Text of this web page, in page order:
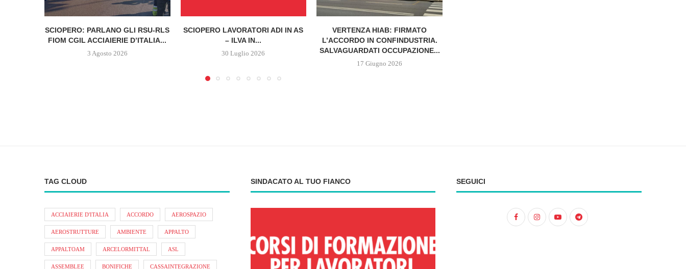
SCIOPERO: PARLANO GLI RSU-RLS
FIOM CGIL ACCIAIERIE D’ITALIA...
3 Agosto 2026
SCIOPERO LAVORATORI ADI IN AS
– ILVA IN...
30 Luglio 2026
VERTENZA HIAB: FIRMATO
L’ACCORDO IN CONFINDUSTRIA.
SALVAGUARDATI OCCUPAZIONE...
17 Giugno 2026
TAG CLOUD
ACCIAIERIE D'ITALIA ACCORDO AEROSPAZIO
AEROSTRUTTURE AMBIENTE APPALTO
APPALTOAM ARCELORMITTAL ASL
ASSEMBLEE BONIFICHE CASSAINTEGRAZIONE
SINDACATO AL TUO FIANCO SEGUICI